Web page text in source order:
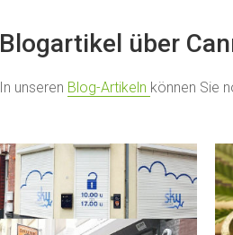
Blogartikel über
In unseren Blog-Artikeln können Sie